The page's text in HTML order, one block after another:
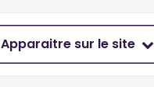
Apparaitre sur le site